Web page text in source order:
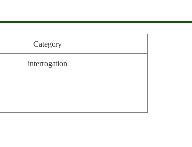
Category
interrogation